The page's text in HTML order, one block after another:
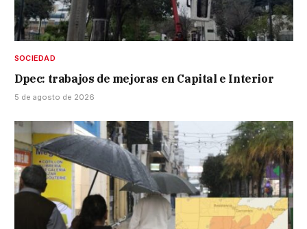
SOCIEDAD
Dpec: trabajos de mejoras en Capital e Interior
5 de agosto de 2026